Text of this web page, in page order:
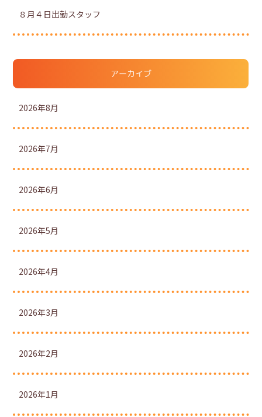
８月４日出勤スタッフ
アーカイブ
2026年8月
2026年7月
2026年6月
2026年5月
2026年4月
2026年3月
2026年2月
2026年1月